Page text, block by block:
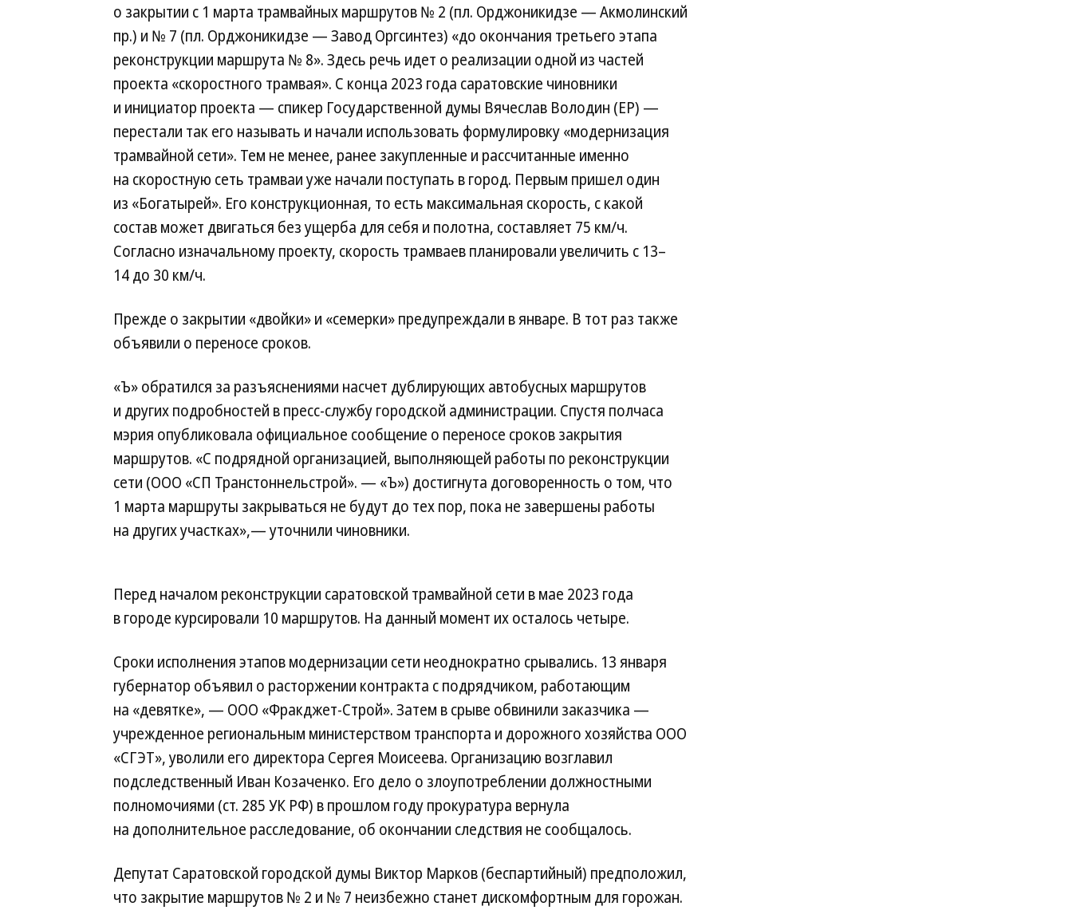
о закрытии с 1 марта трамвайных маршрутов № 2 (пл. Орджоникидзе — Акмолинский
пр.) и № 7 (пл. Орджоникидзе — Завод Оргсинтез) «до окончания третьего этапа
реконструкции маршрута № 8». Здесь речь идет о реализации одной из частей
проекта «скоростного трамвая». С конца 2023 года саратовские чиновники
и инициатор проекта — спикер Государственной думы Вячеслав Володин (ЕР) —
перестали так его называть и начали использовать формулировку «модернизация
трамвайной сети». Тем не менее, ранее закупленные и рассчитанные именно
на скоростную сеть трамваи уже начали поступать в город. Первым пришел один
из «Богатырей». Его конструкционная, то есть максимальная скорость, с какой
состав может двигаться без ущерба для себя и полотна, составляет 75 км/ч.
Согласно изначальному проекту, скорость трамваев планировали увеличить с 13–
14 до 30 км/ч.
Прежде о закрытии «двойки» и «семерки» предупреждали в январе. В тот раз также
объявили о переносе сроков.
«Ъ» обратился за разъяснениями насчет дублирующих автобусных маршрутов
и других подробностей в пресс-службу городской администрации. Спустя полчаса
мэрия опубликовала официальное сообщение о переносе сроков закрытия
маршрутов. «С подрядной организацией, выполняющей работы по реконструкции
сети (ООО «СП Транстоннельстрой». — «Ъ») достигнута договоренность о том, что
1 марта маршруты закрываться не будут до тех пор, пока не завершены работы
на других участках»,— уточнили чиновники.
Перед началом реконструкции саратовской трамвайной сети в мае 2023 года
в городе курсировали 10 маршрутов. На данный момент их осталось четыре.
Сроки исполнения этапов модернизации сети неоднократно срывались. 13 января
губернатор объявил о расторжении контракта с подрядчиком, работающим
на «девятке», — ООО «Фракджет-Строй». Затем в срыве обвинили заказчика —
учрежденное региональным министерством транспорта и дорожного хозяйства ООО
«СГЭТ», уволили его директора Сергея Моисеева. Организацию возглавил
подследственный Иван Козаченко. Его дело о злоупотреблении должностными
полномочиями (ст. 285 УК РФ) в прошлом году прокуратура вернула
на дополнительное расследование, об окончании следствия не сообщалось.
Депутат Саратовской городской думы Виктор Марков (беспартийный) предположил,
что закрытие маршрутов № 2 и № 7 неизбежно станет дискомфортным для горожан.